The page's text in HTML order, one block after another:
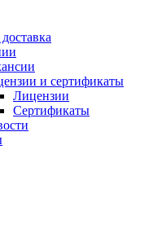
и сертификаты
Лицензии
Сертификаты